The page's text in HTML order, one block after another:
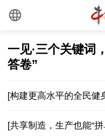
一见·三个关键词
答卷”
[构建更高水平的全民健
[共享制造，生产也能“拼